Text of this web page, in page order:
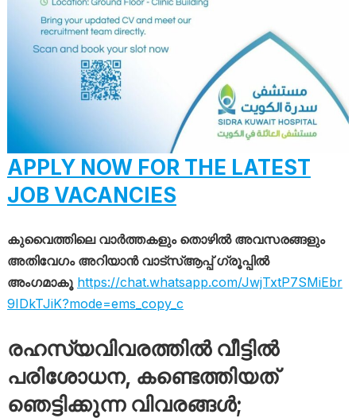
APPLY NOW FOR THE LATEST
JOB VACANCIES
കുവൈത്തിലെ വാർത്തകളും തൊഴിൽ അവസരങ്ങളും
അതിവേഗം അറിയാൻ വാട്സ്ആപ്പ് ഗ്രൂപ്പിൽ
അംഗമാകൂ https://chat.whatsapp.com/JwjTxtP7SMiEbr
9IDkTJiK?mode=ems_copy_c
രഹസ്യവിവരത്തിൽ വീട്ടിൽ
പരിശോധന, കണ്ടെത്തിയത്
ഞെട്ടിക്കുന്ന വിവരങ്ങൾ;